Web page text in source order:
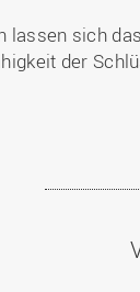
lassen sich
der